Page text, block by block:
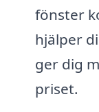
fönster
hjälper
ger dig
priset.